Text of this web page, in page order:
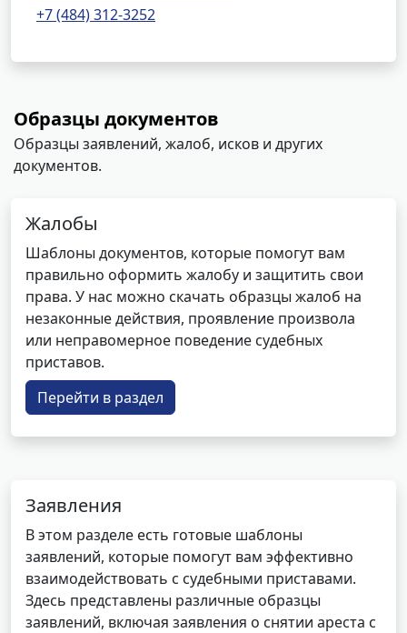
+7 (484) 312-3252
Образцы документов
Образцы заявлений, жалоб, исков и других
документов.
Жалобы
Шаблоны документов, которые помогут вам
правильно оформить жалобу и защитить свои
права. У нас можно скачать образцы жалоб на
незаконные действия, проявление произвола
или неправомерное поведение судебных
приставов.
Перейти в раздел
Заявления
В этом разделе есть готовые шаблоны
заявлений, которые помогут вам эффективно
взаимодействовать с судебными приставами.
Здесь представлены различные образцы
заявлений, включая заявления о снятии ареста с